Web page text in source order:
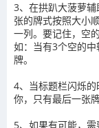
3、在拱趴大菠萝
张的牌式按照大小
一列。要记住，空
如：当有3个空的
牌。
4、当标题栏闪烁
你，只有最后一张
5、如果有可能，需